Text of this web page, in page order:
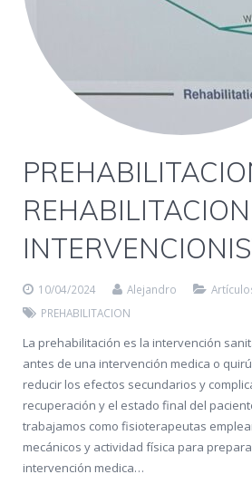
10/04/2024 Alejandro
PREHABILITACION
La prehabilitación es la intervención
antes de una intervención medica o
reducir los efectos secundarios y
recuperación y el estado final del
trabajamos como fisioterapeutas
mecánicos y actividad física para
intervención medica…